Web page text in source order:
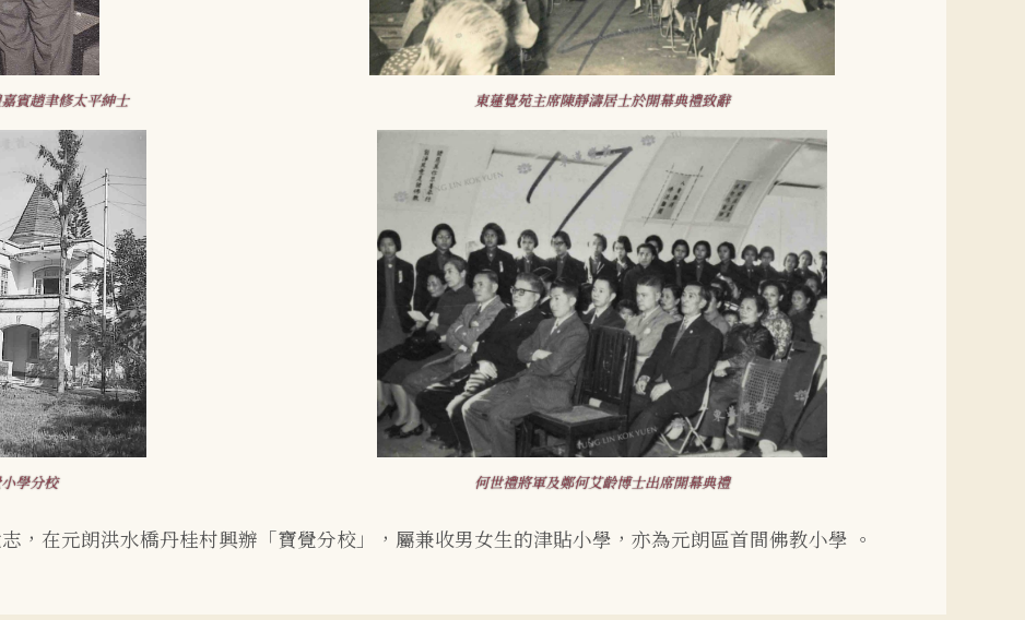
賓趙聿修太平紳士 東蓮覺苑主席陳靜濤居士於開幕典禮致辭
學分校 何世禮將軍及鄭何艾齡博士出席開幕典禮
，在元朗洪水橋丹桂村興辦「寶覺分校」，屬兼收男女生的津貼小學，亦為元朗區首間佛教小學 。